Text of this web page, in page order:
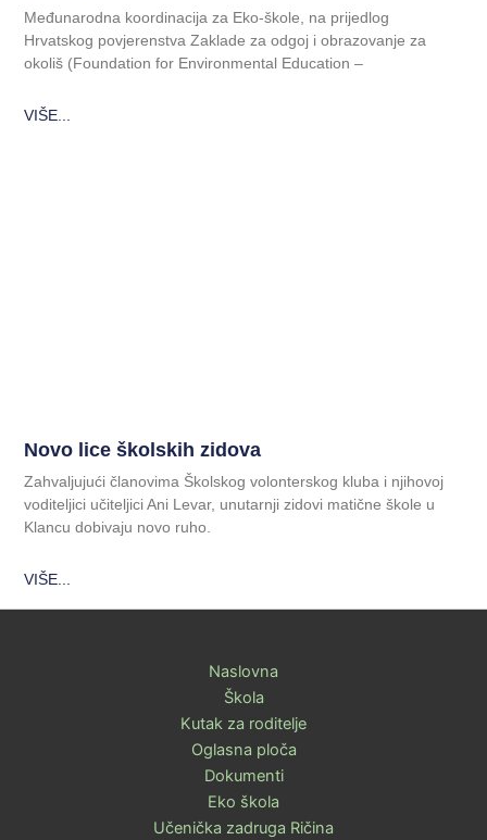
Međunarodna koordinacija za Eko-škole, na prijedlog
Hrvatskog povjerenstva Zaklade za odgoj i obrazovanje za
okoliš (Foundation for Environmental Education –
VIŠE...
Novo lice školskih zidova
Zahvaljujući članovima Školskog volonterskog kluba i njihovoj
voditeljici učiteljici Ani Levar, unutarnji zidovi matične škole u
Klancu dobivaju novo ruho.
VIŠE...
Naslovna
Škola
Kutak za roditelje
Oglasna ploča
Dokumenti
Eko škola
Učenička zadruga Ričina